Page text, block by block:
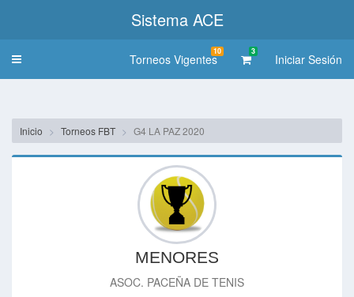
Sistema ACE
Toggle
Torneos Vigentes
10 3
Iniciar Sesión
Inicio Torneos FBT G4 LA PAZ 2020
MENORES
ASOC. PACEÑA DE TENIS